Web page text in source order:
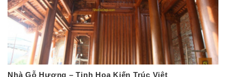
Nhà Gỗ Hương – Tinh Hoa Kiến Trúc Việt